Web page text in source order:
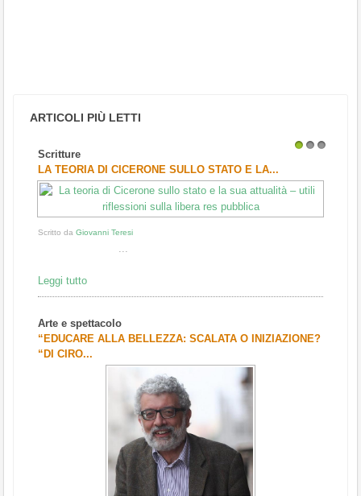
ARTICOLI PIÙ LETTI
Scritture
LA TEORIA DI CICERONE SULLO STATO E LA...
Scritto da Giovanni Teresi
...
Leggi tutto
Arte e spettacolo
“EDUCARE ALLA BELLEZZA: SCALATA O INIZIAZIONE?
“DI CIRO...